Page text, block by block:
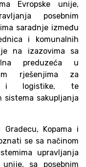
Evropske unije,
posebnim
saradnje između
i komunalnih
na izazovima sa
preduzeća u
rješenjima za
i logistike, te
sistema sakupljanja
Kopama i
se sa načinom
upravljanja
sa posebnim